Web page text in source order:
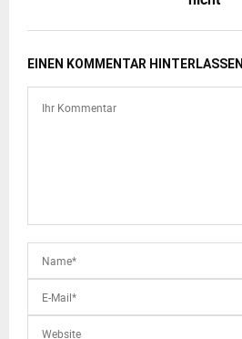
EINEN KOMMENTAR HINTERLASSEN